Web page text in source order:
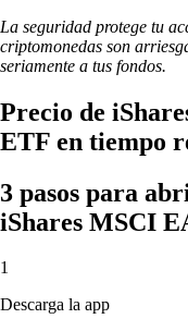
La seguridad protege tu
criptomonedas son
seriamente a tus fondos.
Precio de
ETF en tiempo
3 pasos para
iShares MSCI
1
Descarga la app